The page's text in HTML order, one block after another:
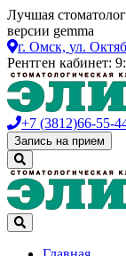
Лучшая
версии gemma
г. Омск, ул.
Рентген кабинет:
+7 (3812)66-55-
Запись на прием